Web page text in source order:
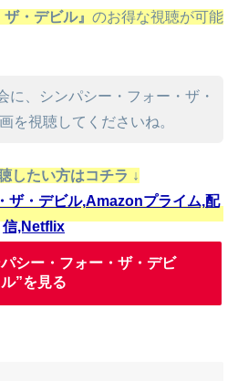
・デビル』 のお得な視聴が可能
に、シンパシー・フォー・ザ・
を視聴してくださいね。
したい方はコチラ ↓
シー・フォー・ザ・デビ
ル”を見る